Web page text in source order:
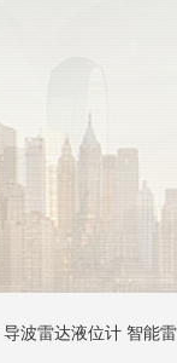
导波雷达液位计 智能